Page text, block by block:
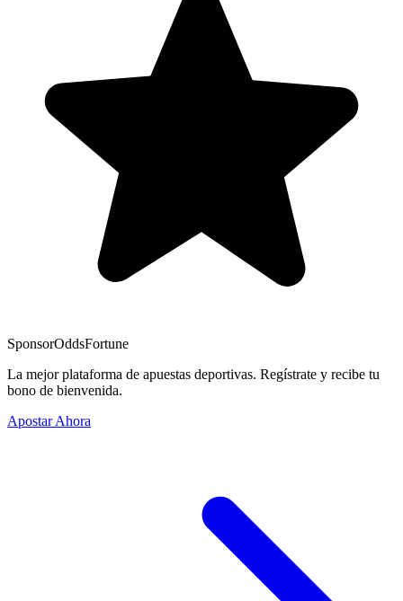
SponsorOddsFortune
La mejor plataforma de apuestas deportivas. Regístrate y recibe tu
bono de bienvenida.
Apostar Ahora